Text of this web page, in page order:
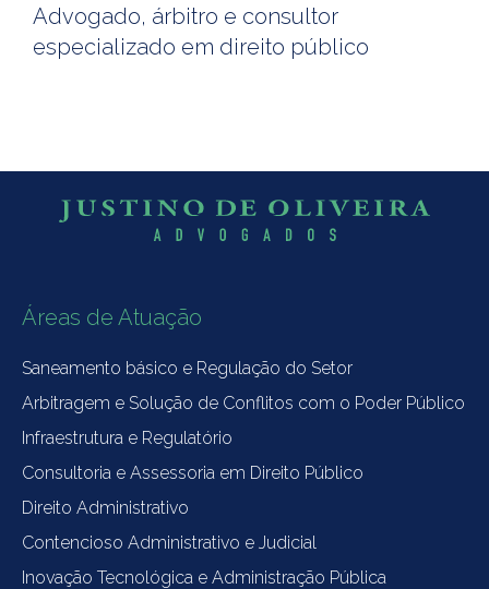
Advogado, árbitro e consultor
especializado em direito público
Áreas de Atuação
Saneamento básico e Regulação do Setor
Arbitragem e Solução de Conflitos com o Poder Público
Infraestrutura e Regulatório
Consultoria e Assessoria em Direito Público
Direito Administrativo
Contencioso Administrativo e Judicial
Inovação Tecnológica e Administração Pública